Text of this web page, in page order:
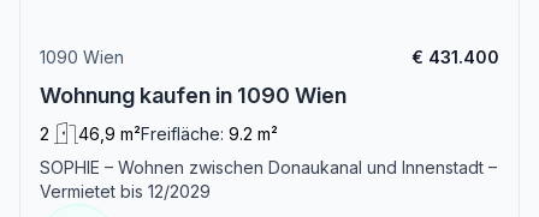
1090 Wien € 431.400
Wohnung kaufen in 1090 Wien
2 46,9 m²Freifläche: 9.2 m²
SOPHIE – Wohnen zwischen Donaukanal und Innenstadt –
Vermietet bis 12/2029